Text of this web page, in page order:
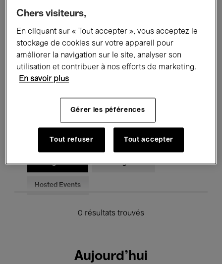
Tous les événements
Expositions Films Performances
Rencontres & Débats Jazz
Musique classique
Musique électronique
Pour tous Kids’ Palace
Enseignement Visites guidées
Hosted Events
0 résultats trouvés
Aujourd'hui
Chers visiteurs,
En cliquant sur « Tout accepter », vous acceptez le
stockage de cookies sur votre appareil pour
améliorer la navigation sur le site, analyser son
utilisation et contribuer à nos efforts de marketing.
En savoir plus
Gérer les péférences
Tout refuser Tout accepter